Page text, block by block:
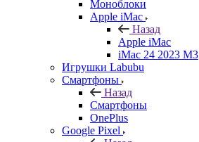
Моноблоки
Apple iMac
Назад
Apple iMac
iMac 24 2023 M3
Игрушки Labubu
Смартфоны
Назад
Смартфоны
OnePlus
Google Pixel